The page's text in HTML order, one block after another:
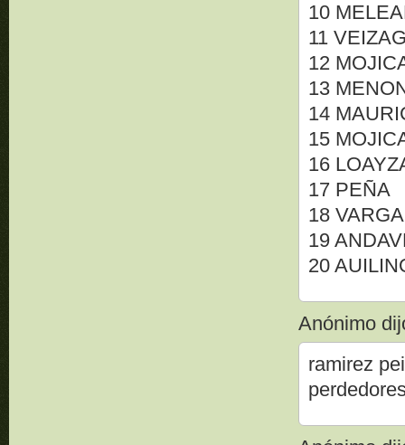
10
11
12
13
14
15
16
17 PEÑA
18
19
20
Anónimo
ramirez